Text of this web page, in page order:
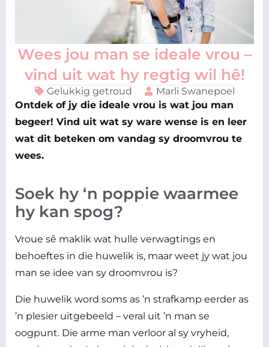
Wees jou man se ideale vrou –
vind uit wat hy regtig wil hê!
Gelukkig getroud
Marli Swanepoel
Ontdek of jy die ideale vrou is wat jou man
begeer! Vind uit wat sy ware wense is en leer
wat dit beteken om vandag sy droomvrou te
wees.
Soek hy ‘n poppie waarmee
hy kan spog?
Vroue sê maklik wat hulle verwagtings en
behoeftes in die huwelik is, maar weet jy wat jou
man se idee van sy droomvrou is?
Die huwelik word soms as ’n strafkamp eerder as
’n plesier uitgebeeld – veral uit ’n man se
oogpunt. Die arme man verloor al sy vryheid,